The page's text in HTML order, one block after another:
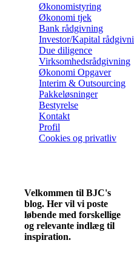
Økonomistyring
Økonomi tjek
Bank rådgivning
Investor/Kapital
Due diligence
Virksomhedsrådgivning
Økonomi Opgaver
Interim & Outsourcing
Pakkeløsninger
Bestyrelse
Kontakt
Profil
Cookies og privatliv
Velkommen til BJC's
blog. Her vil vi poste
løbende med forskellige
og relevante indlæg til
inspiration.